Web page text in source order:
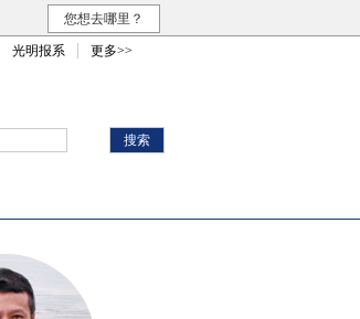
您想去哪里？
光明报系 更多>>